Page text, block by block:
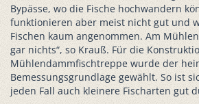
Bypässe, wo die Fische hochwandern
funktionieren aber meist nicht gut und
Fischen kaum angenommen. Am
gar nichts“, so Krauß. Für die
Mühlendammfischtreppe wurde der
Bemessungsgrundlage gewählt. So ist
jeden Fall auch kleinere Fischarten gut